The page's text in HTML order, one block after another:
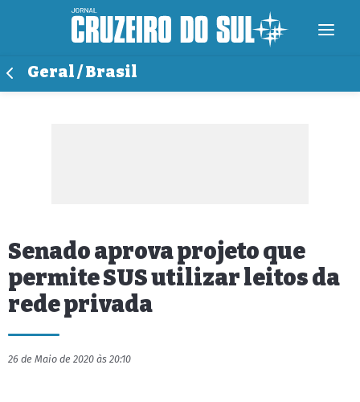
Geral / Brasil
Senado aprova projeto que
permite SUS utilizar leitos da
rede privada
26 de Maio de 2020 às 20:10